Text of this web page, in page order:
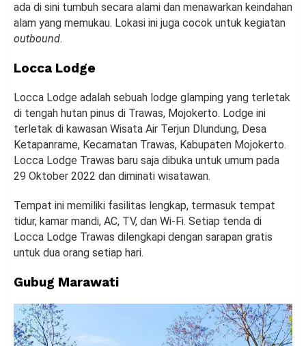
ada di sini tumbuh secara alami dan menawarkan keindahan
alam yang memukau. Lokasi ini juga cocok untuk kegiatan
outbound.
Locca Lodge
Locca Lodge adalah sebuah lodge glamping yang terletak
di tengah hutan pinus di Trawas, Mojokerto. Lodge ini
terletak di kawasan Wisata Air Terjun Dlundung, Desa
Ketapanrame, Kecamatan Trawas, Kabupaten Mojokerto.
Locca Lodge Trawas baru saja dibuka untuk umum pada
29 Oktober 2022 dan diminati wisatawan.
Tempat ini memiliki fasilitas lengkap, termasuk tempat
tidur, kamar mandi, AC, TV, dan Wi-Fi. Setiap tenda di
Locca Lodge Trawas dilengkapi dengan sarapan gratis
untuk dua orang setiap hari.
Gubug Marawati